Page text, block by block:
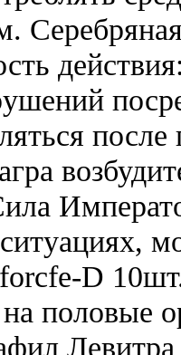
D
на половые